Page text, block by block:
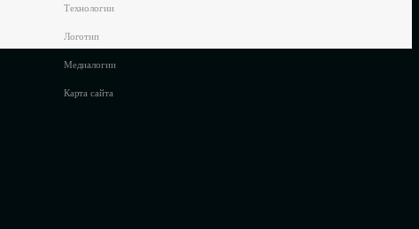
Технологии
Логотип
Медиалогии
Карта сайта